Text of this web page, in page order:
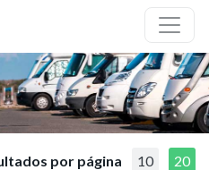
por página 10 20